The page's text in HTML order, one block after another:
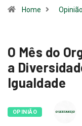
Home Opinião
O Mês do
a
Igualdade
OPINIÃO